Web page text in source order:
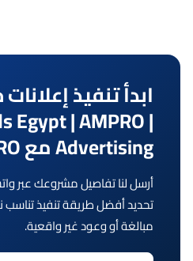
ابدأ تنفيذ
Egypt | AMPRO
Advertising مع AMPRO
أرسل لنا تفاصيل مشروعك عبر
تحديد أفضل طريقة تنفيذ
مبالغة أو وعود غير واقعية.